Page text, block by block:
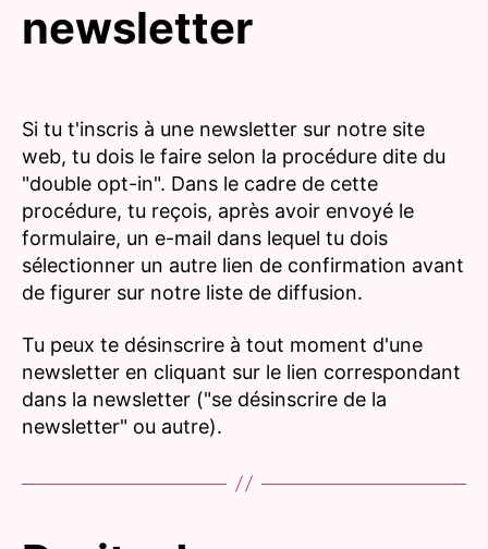
newsletter
Si tu t'inscris à une newsletter sur notre site
web, tu dois le faire selon la procédure dite du
"double opt-in". Dans le cadre de cette
procédure, tu reçois, après avoir envoyé le
formulaire, un e-mail dans lequel tu dois
sélectionner un autre lien de confirmation avant
de figurer sur notre liste de diffusion.
Tu peux te désinscrire à tout moment d'une
newsletter en cliquant sur le lien correspondant
dans la newsletter ("se désinscrire de la
newsletter" ou autre).